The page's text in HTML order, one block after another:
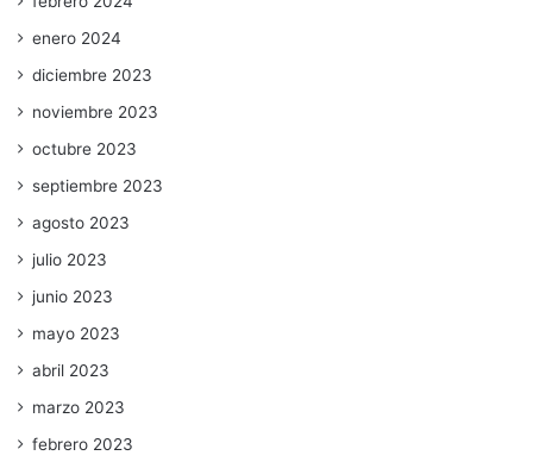
enero 2024
diciembre 2023
noviembre 2023
octubre 2023
septiembre 2023
agosto 2023
julio 2023
junio 2023
mayo 2023
abril 2023
marzo 2023
febrero 2023